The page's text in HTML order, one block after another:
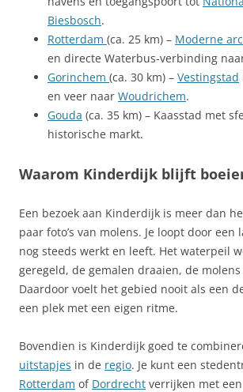
Biesbosch.
Rotterdam (ca. 25 km) – Moderne
en directe Waterbus-verbinding
Gorinchem (ca. 30 km) – Vestingstad
en veer naar Woudrichem.
Gouda (ca. 35 km) – Kaasstad met
historische markt.
Waarom Kinderdijk blijft
Een bezoek aan Kinderdijk is meer dan
paar foto’s van molens. Je loopt door een
nog steeds werkt en leeft. Het waterpeil
geregeld, de gemalen draaien, de
Daardoor voelt het gebied nooit als een
een plek met een eigen ritme.
Bovendien is Kinderdijk goed te
uitstapjes in de regio. Je kunt een
Rotterdam of Dordrecht verrijken met